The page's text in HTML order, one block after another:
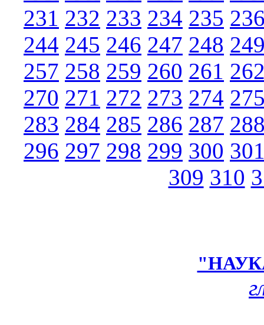
231 232 233 234 235
244 245 246 247 248
257 258 259 260 261
270 271 272 273 274
283 284 285 286 287
296 297 298 299 300
309 310